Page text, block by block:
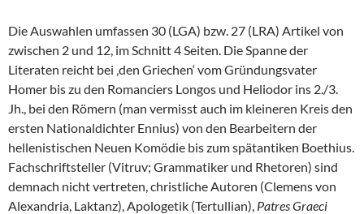
Die Auswahlen umfassen 30 (LGA) bzw. 27 (LRA) Artikel von
zwischen 2 und 12, im Schnitt 4 Seiten. Die Spanne der
Literaten reicht bei ‚den Griechen‘ vom Gründungsvater
Homer bis zu den Romanciers Longos und Heliodor ins 2./3.
Jh., bei den Römern (man vermisst auch im kleineren Kreis den
ersten Nationaldichter Ennius) von den Bearbeitern der
hellenistischen Neuen Komödie bis zum spätantiken Boethius.
Fachschriftsteller (Vitruv; Grammatiker und Rhetoren) sind
demnach nicht vertreten, christliche Autoren (Clemens von
Alexandria, Laktanz), Apologetik (Tertullian), Patres Graeci